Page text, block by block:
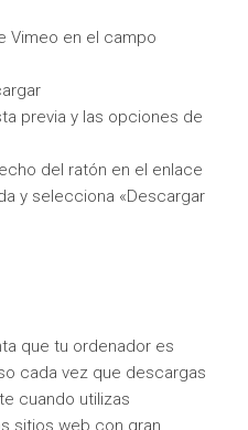
Vimeo en el campo
previa y las opciones de
del ratón en el enlace
y selecciona «Descargar
que tu ordenador es
cada vez que descargas
cuando utilizas
sitios web con gran